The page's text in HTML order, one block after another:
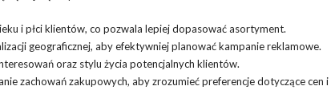
i płci klientów, co pozwala lepiej dopasować asortyment.
geograficznej, aby efektywniej planować kampanie reklamowe.
oraz stylu życia potencjalnych klientów.
zachowań zakupowych, aby zrozumieć preferencje dotyczące cen